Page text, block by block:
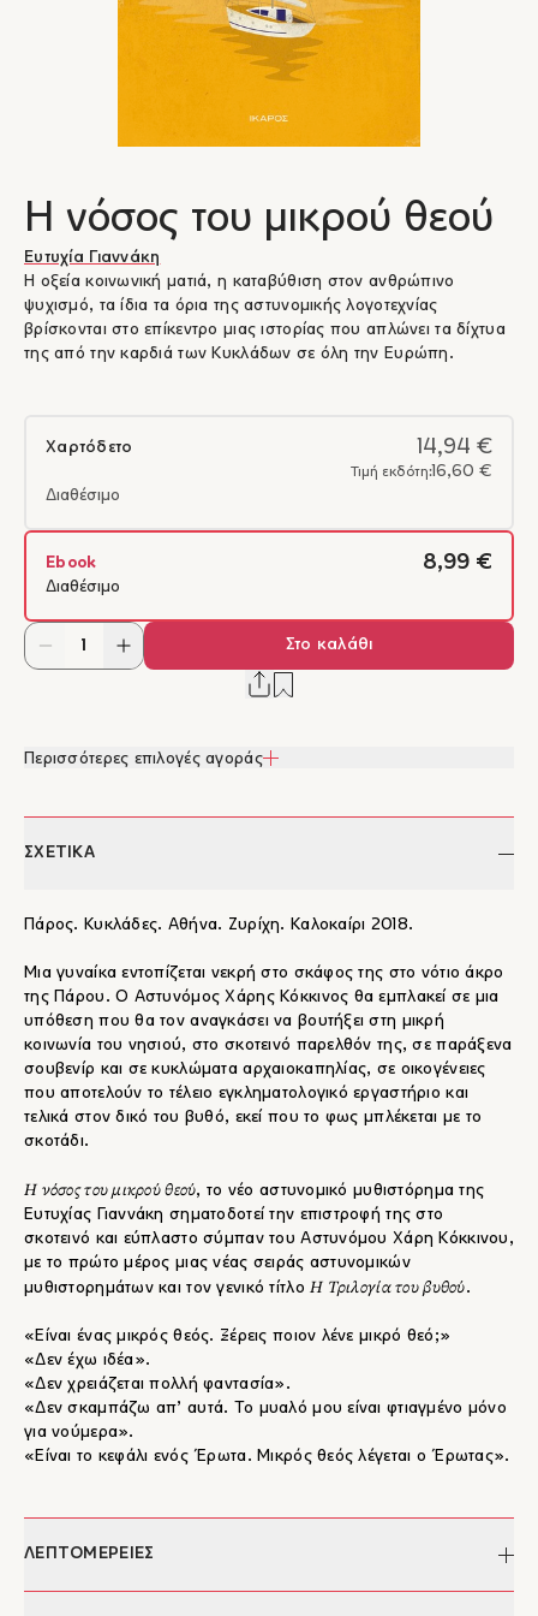
Η νόσος του μικρού θεού
Ευτυχία Γιαννάκη
Η οξεία κοινωνική ματιά, η καταβύθιση στον ανθρώπινο
ψυχισμό, τα ίδια τα όρια της αστυνομικής λογοτεχνίας
βρίσκονται στο επίκεντρο μιας ιστορίας που απλώνει τα δίχτυα
της από την καρδιά των Κυκλάδων σε όλη την Ευρώπη.
Χαρτόδετο 14,94 €
Τιμή εκδότη: 16,60 €
Διαθέσιμο
Ebook 8,99 €
Διαθέσιμο
Στο καλάθι
Περισσότερες επιλογές αγοράς
ΣΧΕΤΙΚΑ
Πάρος. Κυκλάδες. Αθήνα. Ζυρίχη. Καλοκαίρι 2018.
Μια γυναίκα εντοπίζεται νεκρή στο σκάφος της στο νότιο άκρο
της Πάρου. Ο Αστυνόμος Χάρης Κόκκινος θα εμπλακεί σε μια
υπόθεση που θα τον αναγκάσει να βουτήξει στη μικρή
κοινωνία του νησιού, στο σκοτεινό παρελθόν της, σε παράξενα
σουβενίρ και σε κυκλώματα αρχαιοκαπηλίας, σε οικογένειες
που αποτελούν το τέλειο εγκληματολογικό εργαστήριο και
τελικά στον δικό του βυθό, εκεί που το φως μπλέκεται με το
σκοτάδι.
H νόσος του μικρού θεού, το νέο αστυνομικό μυθιστόρημα της
Ευτυχίας Γιαννάκη σηματοδοτεί την επιστροφή της στο
σκοτεινό και εύπλαστο σύμπαν του Αστυνόμου Χάρη Κόκκινου,
με το πρώτο μέρος μιας νέας σειράς αστυνομικών
μυθιστορημάτων και τον γενικό τίτλοΗ Τριλογία του βυθού.
«Είναι ένας μικρός θεός. Ξέρεις ποιον λένε μικρό θεό;»
«Δεν έχω ιδέα».
«Δεν χρειάζεται πολλή φαντασία».
«Δεν σκαμπάζω απ’ αυτά. Το μυαλό μου είναι φτιαγμένο μόνο
για νούμερα».
«Είναι το κεφάλι ενός Έρωτα. Μικρός θεός λέγεται ο Έρωτας».
ΛΕΠΤΟΜΕΡΕΙΕΣ